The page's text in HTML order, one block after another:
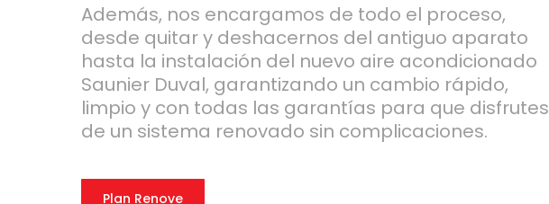
Además, nos encargamos de todo el proceso,
desde quitar y deshacernos del antiguo aparato
hasta la instalación del nuevo aire acondicionado
Saunier Duval, garantizando un cambio rápido,
limpio y con todas las garantías para que disfrutes
de un sistema renovado sin complicaciones.
Plan Renove